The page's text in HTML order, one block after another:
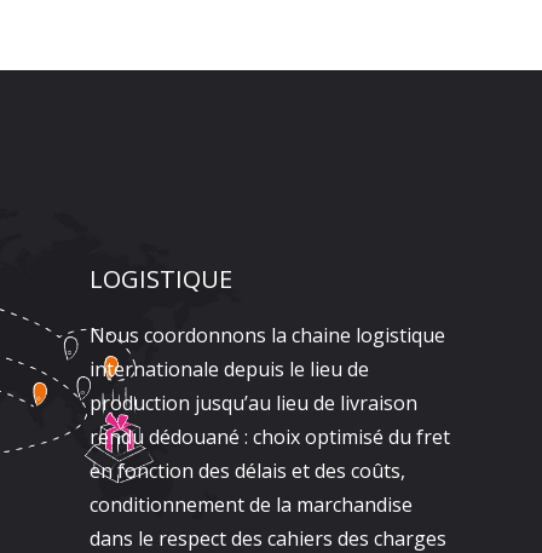
LOGISTIQUE
Nous coordonnons la chaine logistique
internationale depuis le lieu de
production jusqu’au lieu de livraison
rendu dédouané : choix optimisé du fret
en fonction des délais et des coûts,
conditionnement de la marchandise
dans le respect des cahiers des charges